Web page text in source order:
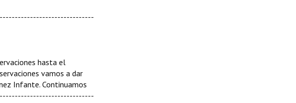
hasta el
vamos a dar
Infante. Continuamos